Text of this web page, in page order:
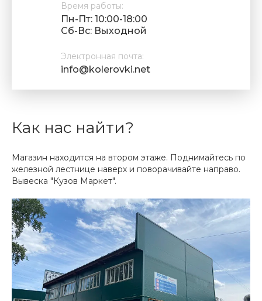
Время работы:
Пн-Пт: 10:00-18:00
Cб-Вс: Выходной
Электронная почта:
info@kolerovki.net
Как нас найти?
Магазин находится на втором этаже. Поднимайтесь по
железной лестнице наверх и поворачивайте направо.
Вывеска "Кузов Маркет".